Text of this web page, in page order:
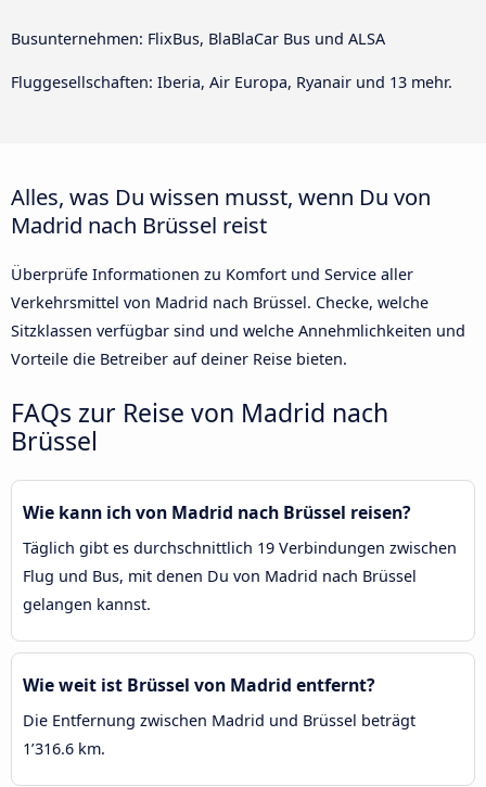
Busunternehmen: FlixBus, BlaBlaCar Bus und ALSA
Fluggesellschaften: Iberia, Air Europa, Ryanair und 13 mehr.
Alles, was Du wissen musst, wenn Du von
Madrid nach Brüssel reist
Überprüfe Informationen zu Komfort und Service aller
Verkehrsmittel von Madrid nach Brüssel. Checke, welche
Sitzklassen verfügbar sind und welche Annehmlichkeiten und
Vorteile die Betreiber auf deiner Reise bieten.
FAQs zur Reise von Madrid nach
Brüssel
Wie kann ich von Madrid nach Brüssel reisen?
Täglich gibt es durchschnittlich 19 Verbindungen zwischen
Flug und Bus, mit denen Du von Madrid nach Brüssel
gelangen kannst.
Wie weit ist Brüssel von Madrid entfernt?
Die Entfernung zwischen Madrid und Brüssel beträgt
1’316.6 km.